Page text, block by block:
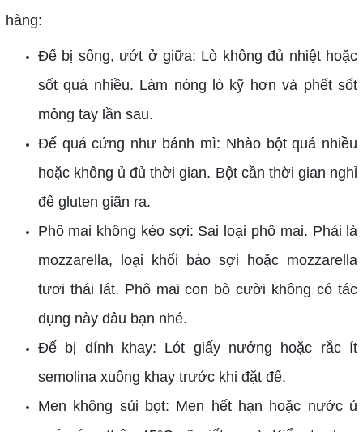
hàng:
Đế bị sống, ướt ở giữa: Lò không đủ nhiệt hoặc
sốt quá nhiều. Làm nóng lò kỹ hơn và phết sốt
mỏng tay lần sau.
Đế quá cứng như bánh mì: Nhào bột quá nhiều
hoặc không ủ đủ thời gian. Bột cần thời gian nghỉ
để gluten giãn ra.
Phô mai không kéo sợi: Sai loại phô mai. Phải là
mozzarella, loại khối bào sợi hoặc mozzarella
tươi thái lát. Phô mai con bò cười không có tác
dụng này đâu bạn nhé.
Đế bị dính khay: Lót giấy nướng hoặc rắc ít
semolina xuống khay trước khi đặt đế.
Men không sủi bọt: Men hết hạn hoặc nước ủ